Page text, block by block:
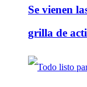
Se vienen
grilla de